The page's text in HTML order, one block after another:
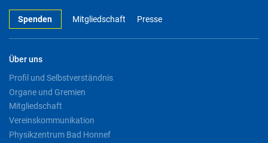
Spenden Mitgliedschaft Presse
Über uns
Profil und Selbstverständnis
Organe und Gremien
Mitgliedschaft
Vereinskommunikation
Physikzentrum Bad Honnef